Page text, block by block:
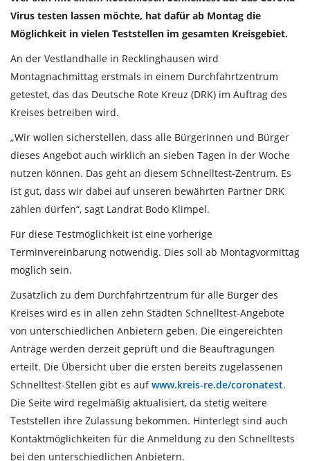
Virus testen lassen möchte, hat dafür ab Montag die
Möglichkeit in vielen Teststellen im gesamten Kreisgebiet.
An der Vestlandhalle in Recklinghausen wird
Montagnachmittag erstmals in einem Durchfahrtzentrum
getestet, das das Deutsche Rote Kreuz (DRK) im Auftrag des
Kreises betreiben wird.
„Wir wollen sicherstellen, dass alle Bürgerinnen und Bürger
dieses Angebot auch wirklich an sieben Tagen in der Woche
nutzen können. Das geht an diesem Schnelltest-Zentrum. Es
ist gut, dass wir dabei auf unseren bewährten Partner DRK
zählen dürfen“, sagt Landrat Bodo Klimpel.
Für diese Testmöglichkeit ist eine vorherige
Terminvereinbarung notwendig. Dies soll ab Montagvormittag
möglich sein.
Zusätzlich zu dem Durchfahrtzentrum für alle Bürger des
Kreises wird es in allen zehn Städten Schnelltest-Angebote
von unterschiedlichen Anbietern geben. Die eingereichten
Anträge werden derzeit geprüft und die Beauftragungen
erteilt. Die Übersicht über die ersten bereits zugelassenen
Schnelltest-Stellen gibt es aufwww.kreis-re.de/coronatest.
Die Seite wird regelmäßig aktualisiert, da stetig weitere
Teststellen ihre Zulassung bekommen. Hinterlegt sind auch
Kontaktmöglichkeiten für die Anmeldung zu den Schnelltests
bei den unterschiedlichen Anbietern.